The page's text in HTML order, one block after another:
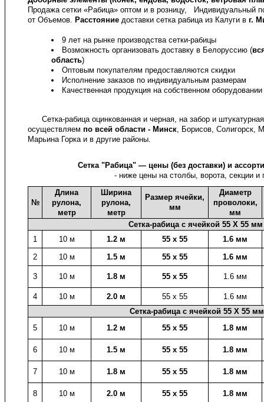
Продажа сетки «Рабица» оптом и в розницу, Индивидуальный
от Объемов. Расстояние доставки сетка рабица из Калуги в г.
9 лет на рынке производства сетки-рабицы
Возможность организовать доставку в Белоруссию (
область)
Оптовым покупателям предоставляются скидки
Исполнение заказов по индивидуальным размерам
Качественная продукция на собственном оборудовании
Сетка-рабица оцинкованная и черная, на забор и
осуществляем по всей области - Минск, Борисов, Солигорск,
Марьина Горка и в другие районы.
Сетка "Рабица" — цены (без доставки) и
- ниже цены на столбы, ворота, секции и
№
Длина
рулона,
метр
Ширина
рулона,
метр
Размер ячейки,
мм
Диаметр
проволоки,
мм
Сетка-рабица с ячейкой 55 X 55
1
10 м 1.2 м 55 х 55
1.6 мм
2
10 м 1.5 м 55 х 55 1.6 мм
3 10 м 1.8 м 55 х 55 1.6 мм
4 10 м 2.0 м 55 х 55
1.6 мм
Сетка-рабица с ячейкой 55 X 55
5
10 м 1.2 м 55 х 55 1.8 мм
6 10 м 1.5 м 55 х 55 1.8 мм
7 10 м 1.8 м 55 х 55 1.8 мм
8 10 м 2.0 м 55 х 55
1.8 мм